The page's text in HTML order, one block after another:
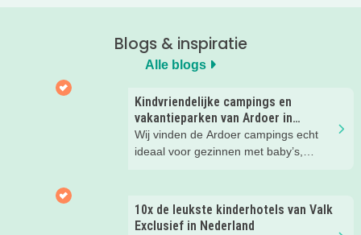
Blogs & inspiratie
Alle blogs
Kindvriendelijke campings en
vakantieparken van Ardoer in
Nederland
Wij vinden de Ardoer campings echt
ideaal voor gezinnen met baby’s,
10x de leukste kinderhotels van Valk
Exclusief in Nederland